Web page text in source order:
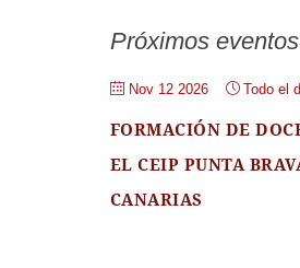
Próximos eventos
Nov 12 2026 Todo el
FORMACIÓN DE
EL CEIP PUNTA
CANARIAS